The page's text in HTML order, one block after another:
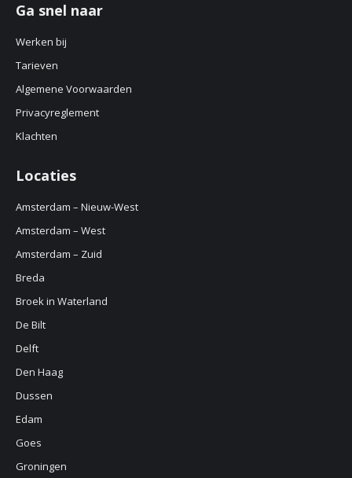
opens
in
Ga snel naar
Werken bij
Tarieven
Algemene Voorwaarden
Privacyreglement
Klachten
Locaties
Amsterdam – Nieuw-West
Amsterdam – West
Amsterdam – Zuid
Breda
Broek in Waterland
De Bilt
Delft
Den Haag
Dussen
Edam
Goes
Groningen